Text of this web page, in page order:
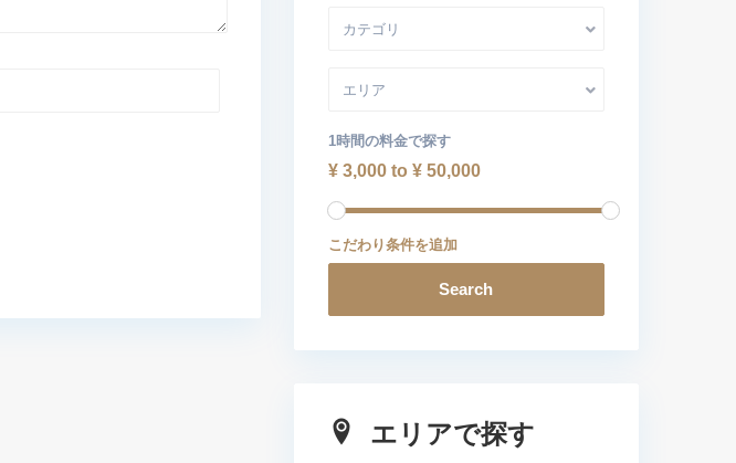
カテゴリ
エリア
1時間の料金で探す
¥ 3,000 to ¥ 50,000
こだわり条件を追加
Search
エリアで探す